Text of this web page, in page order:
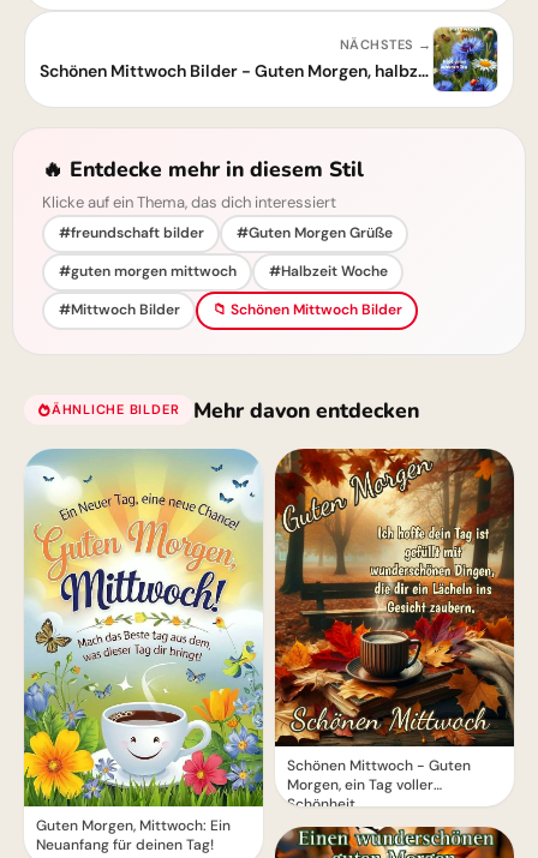
NÄCHSTES →
Schönen Mittwoch Bilder - Guten Morgen, halbzeit der Woche!
🔥 Entdecke mehr in diesem Stil
Klicke auf ein Thema, das dich interessiert
#freundschaft bilder
#Guten Morgen Grüße
#guten morgen mittwoch
#Halbzeit Woche
#Mittwoch Bilder
📁 Schönen Mittwoch Bilder
ÄHNLICHE BILDER Mehr davon entdecken
Guten Morgen, Mittwoch: Ein
Neuanfang für deinen Tag!
Schönen Mittwoch - Guten
Morgen, ein Tag voller
Schönheit